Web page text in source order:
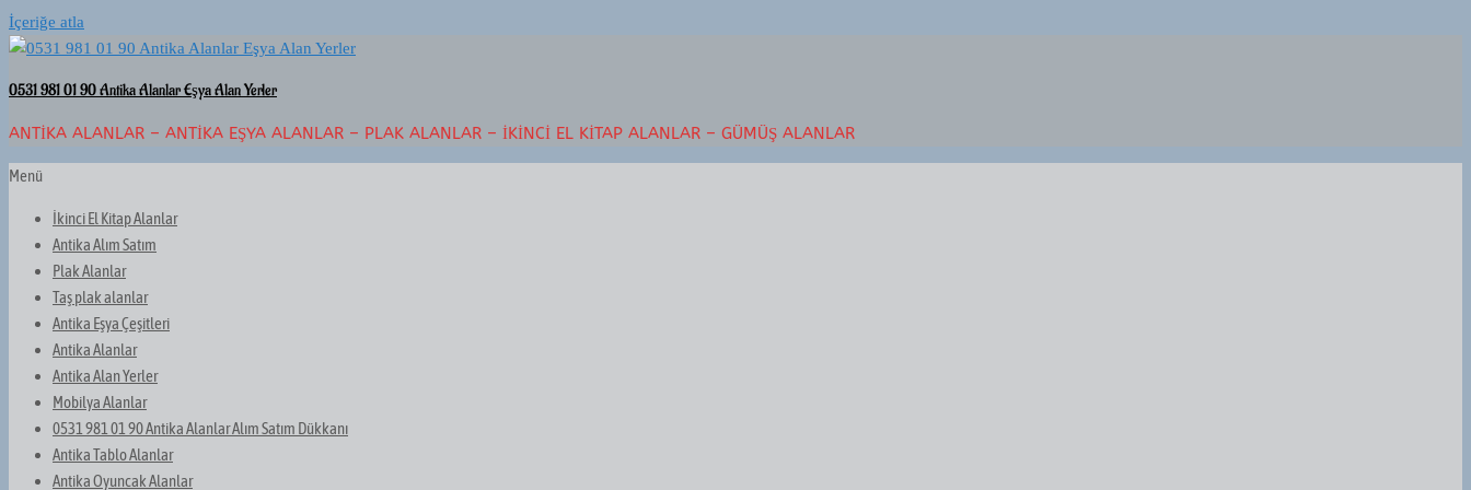
İçeriğe atla
0531 981 01 90 Antika Alanlar Eşya Alan Yerler
ANTIKA ALANLAR – ANTIKA EŞYA ALANLAR – PLAK ALANLAR – İKINCI EL KITAP ALANLAR – GÜMÜŞ ALANLAR
Menü
İkinci El Kitap Alanlar
Antika Alım Satım
Plak Alanlar
Taş plak alanlar
Antika Eşya Çeşitleri
Antika Alanlar
Antika Alan Yerler
Mobilya Alanlar
0531 981 01 90 Antika Alanlar Alım Satım Dükkanı
Antika Tablo Alanlar
Antika Oyuncak Alanlar